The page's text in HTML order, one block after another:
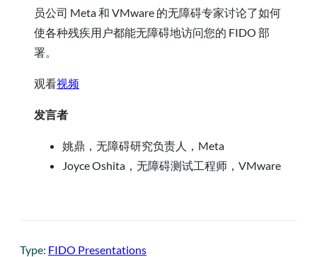
员公司 Meta 和 VMware 的无障碍专家讨论了如何
使各种残疾用户都能无障碍地访问您的 FIDO 部
署。
观看视频
发言者
姚鼎，无障碍研究负责人，Meta
Joyce Oshita，无障碍测试工程师，VMware
Type: FIDO Presentations